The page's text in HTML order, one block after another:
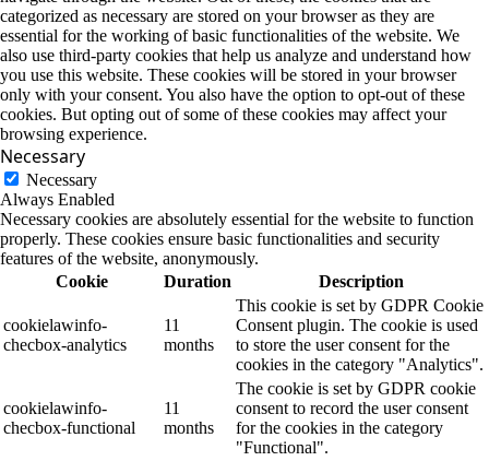
categorized as necessary are stored on your browser as they are
essential for the working of basic functionalities of the website. We
also use third-party cookies that help us analyze and understand how
you use this website. These cookies will be stored in your browser
only with your consent. You also have the option to opt-out of these
cookies. But opting out of some of these cookies may affect your
browsing experience.
Necessary
Necessary
Always Enabled
Necessary cookies are absolutely essential for the website to function
properly. These cookies ensure basic functionalities and security
features of the website, anonymously.
Cookie
Duration Description
cookielawinfo-
checbox-analytics
11
months
This cookie is set by GDPR Cookie
Consent plugin. The cookie is used
to store the user consent for the
cookies in the category "Analytics".
cookielawinfo-
checbox-functional
11
months
The cookie is set by GDPR cookie
consent to record the user consent
for the cookies in the category
"Functional".